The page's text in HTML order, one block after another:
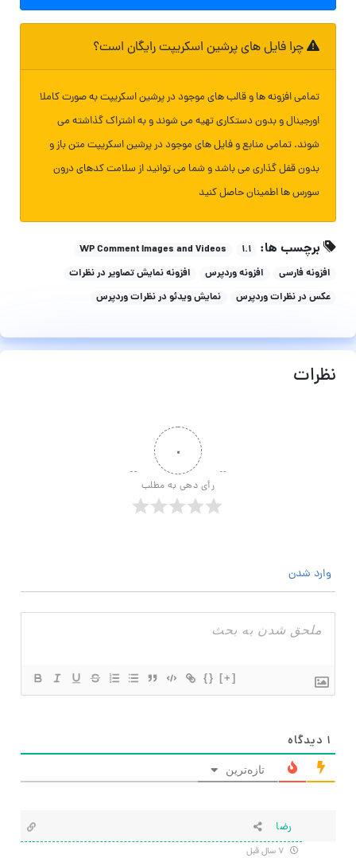
چرا فایل های پرشین اسکریپت رایگان است؟
تمامی افزونه ها و قالب های موجود در پرشین اسکریپت به صورت کاملا
اورجینال و بدون دستکاری تهیه می شوند و به اشتراک گذاشته می
شوند. تمامی منابع و فایل های موجود در پرشین اسکریپت متن باز و
بدون قفل گذاری می باشد و شما می توانید از سلامت کدهای درون
سورس ها اطمینان حاصل کنید
برچسب ها: ۱.۱
WP Comment Images and Videos
افزونه فارسی
افزونه وردپرس
افزونه نمایش تصاویر در نظرات
عکس در نظرات وردپرس
نمایش ویدئو در نظرات وردپرس
نظرات
۰
رأی دهی به مطلب
وارد شدن
{} [+]
۱ دیدگاه
تازه‌ترین
رضا